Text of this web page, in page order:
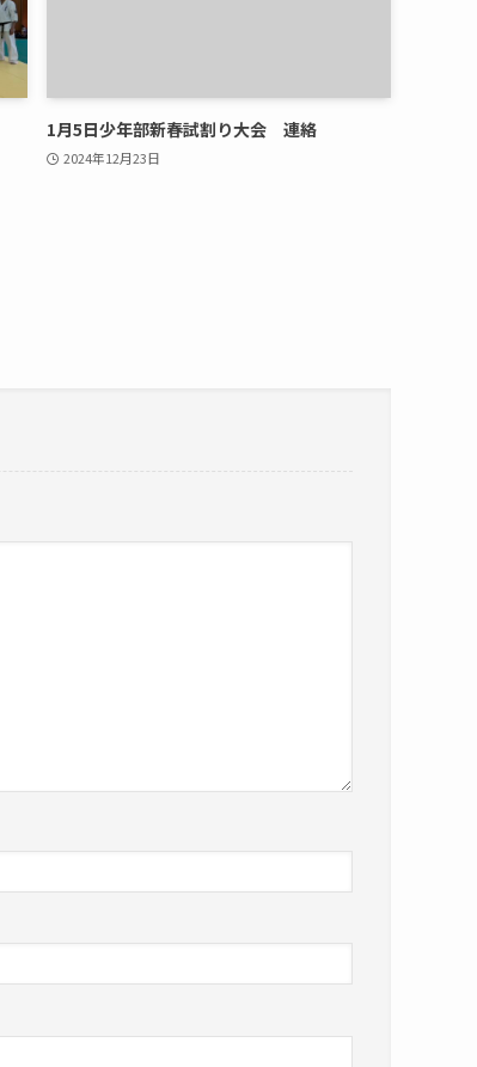
1月5日少年部新春試割り大会 連絡
2024年12月23日